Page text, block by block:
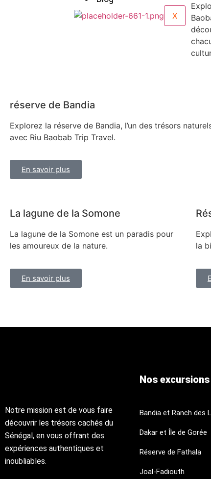
X
réserve de Bandia
Explorez la réserve de Bandia, l’un des trésors
avec Riu Baobab Trip Travel.
En savoir plus
La lagune de la Somone
La lagune de la Somone est un paradis pour
les amoureux de la nature.
En savoir plus
la
Notre mission est de vous faire
découvrir les trésors cachés du
Sénégal, en vous offrant des
expériences authentiques et
inoubliables.
Nos excursions
Bandia et Ranch des
Dakar et Île de Gorée
Réserve de Fathala
Joal-Fadiouth